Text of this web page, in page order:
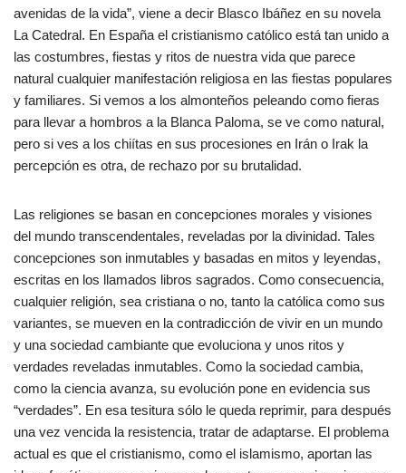
avenidas de la vida”, viene a decir Blasco Ibáñez en su novela
La Catedral. En España el cristianismo católico está tan unido a
las costumbres, fiestas y ritos de nuestra vida que parece
natural cualquier manifestación religiosa en las fiestas populares
y familiares. Si vemos a los almonteños peleando como fieras
para llevar a hombros a la Blanca Paloma, se ve como natural,
pero si ves a los chiítas en sus procesiones en Irán o Irak la
percepción es otra, de rechazo por su brutalidad.
Las religiones se basan en concepciones morales y visiones
del mundo transcendentales, reveladas por la divinidad. Tales
concepciones son inmutables y basadas en mitos y leyendas,
escritas en los llamados libros sagrados. Como consecuencia,
cualquier religión, sea cristiana o no, tanto la católica como sus
variantes, se mueven en la contradicción de vivir en un mundo
y una sociedad cambiante que evoluciona y unos ritos y
verdades reveladas inmutables. Como la sociedad cambia,
como la ciencia avanza, su evolución pone en evidencia sus
“verdades”. En esa tesitura sólo le queda reprimir, para después
una vez vencida la resistencia, tratar de adaptarse. El problema
actual es que el cristianismo, como el islamismo, aportan las